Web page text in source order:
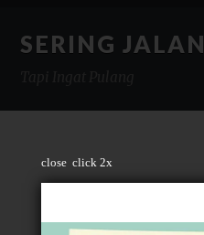
close click 2x
SERING JALAN